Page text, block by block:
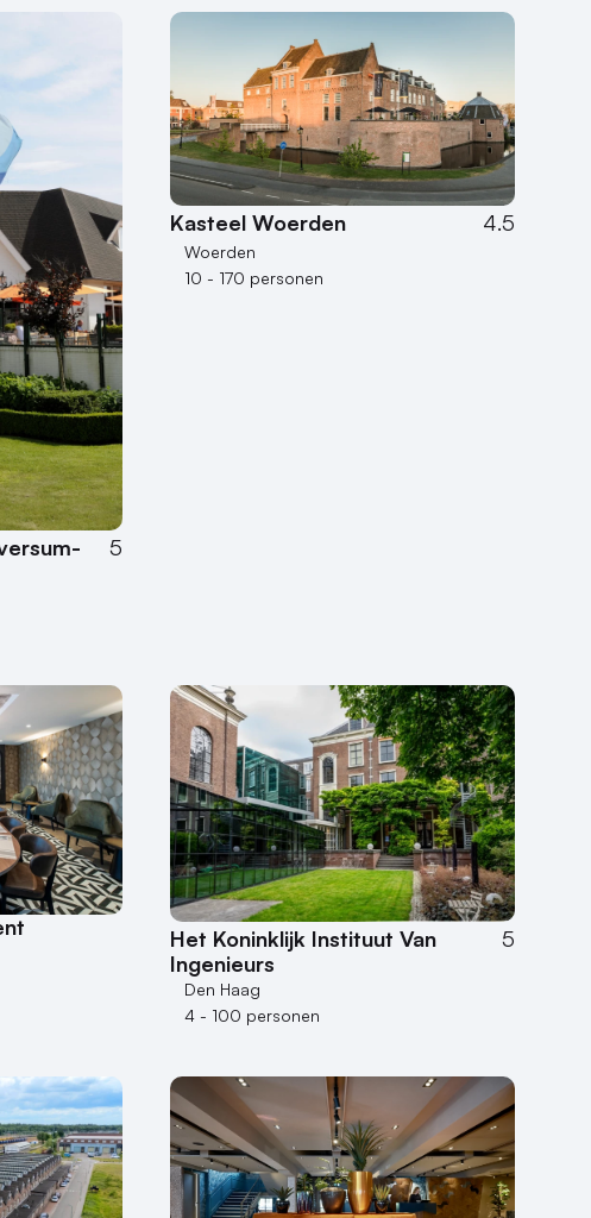
5
Kasteel Woerden 4.5
Woerden
10 - 170 personen
Het Koninklijk Instituut Van
Ingenieurs
5
Den Haag
4 - 100 personen